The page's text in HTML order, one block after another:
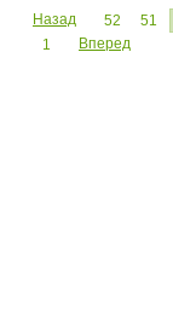
Назад 52 51
1
Вперед